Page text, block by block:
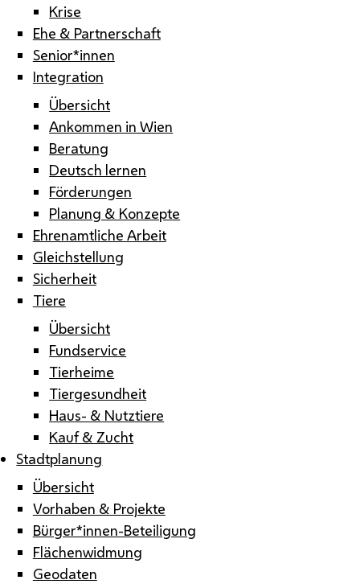
Krise
Ehe & Partnerschaft
Senior*innen
Integration
Übersicht
Ankommen in Wien
Beratung
Deutsch lernen
Förderungen
Planung & Konzepte
Ehrenamtliche Arbeit
Gleichstellung
Sicherheit
Tiere
Übersicht
Fundservice
Tierheime
Tiergesundheit
Haus- & Nutztiere
Kauf & Zucht
Stadtplanung
Übersicht
Vorhaben & Projekte
Bürger*innen-Beteiligung
Flächenwidmung
Geodaten